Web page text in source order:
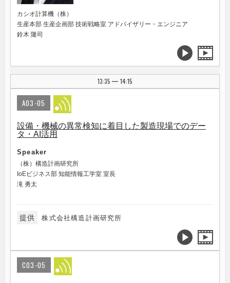
カシオ計算機（株）
生産本部 生産企画部 技術戦略室 アドバイザリー・エンジニア
鈴木 隆司
13:35 | 14:15
A03-05
設備・機械の異常検知に着目した製造現場でのデー
タ・AI活用
Speaker
（株）構造計画研究所
IoEビジネス部 知能情報工学室 室長
滝 勇太
提供 株式会社構造計画研究所
C03-05